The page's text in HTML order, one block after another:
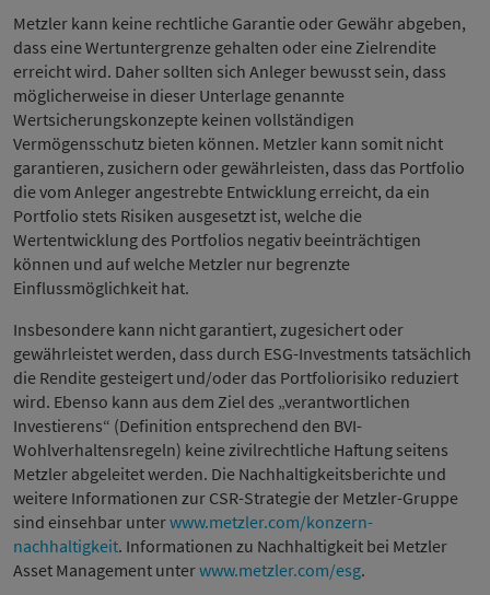
Metzler kann keine rechtliche Garantie oder Gewähr abgeben,
dass eine Wertuntergrenze gehalten oder eine Zielrendite
erreicht wird. Daher sollten sich Anleger bewusst sein, dass
möglicherweise in dieser Unterlage genannte
Wertsicherungskonzepte keinen vollständigen
Vermögensschutz bieten können. Metzler kann somit nicht
garantieren, zusichern oder gewährleisten, dass das Portfolio
die vom Anleger angestrebte Entwicklung erreicht, da ein
Portfolio stets Risiken ausgesetzt ist, welche die
Wertentwicklung des Portfolios negativ beeinträchtigen
können und auf welche Metzler nur begrenzte
Einflussmöglichkeit hat.
Insbesondere kann nicht garantiert, zugesichert oder
gewährleistet werden, dass durch ESG-Investments tatsächlich
die Rendite gesteigert und/oder das Portfoliorisiko reduziert
wird. Ebenso kann aus dem Ziel des „verantwortlichen
Investierens“ (Definition entsprechend den BVI-
Wohlverhaltensregeln) keine zivilrechtliche Haftung seitens
Metzler abgeleitet werden. Die Nachhaltigkeitsberichte und
weitere Informationen zur CSR-Strategie der Metzler-Gruppe
sind einsehbar unterwww.metzler.com/konzern-
nachhaltigkeit. Informationen zu Nachhaltigkeit bei Metzler
Asset Management unterwww.metzler.com/esg.